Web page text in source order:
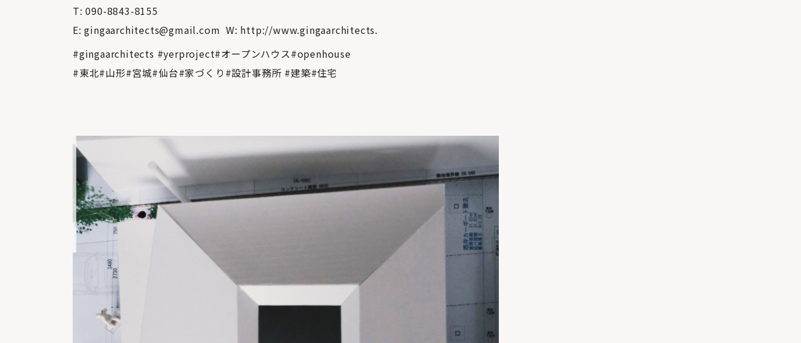
T: 090-8843-8155
E: gingaarchitects@gmail.com W: http://www.gingaarchitects.
#gingaarchitects #yerproject#オープンハウス#openhouse
#東北#山形#宮城#仙台#家づくり#設計事務所 #建築#住宅